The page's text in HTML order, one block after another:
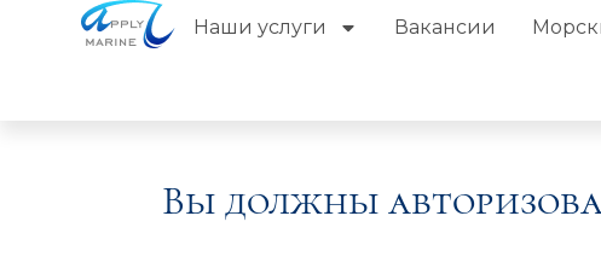
Наши услуги Вакансии
Вы должны